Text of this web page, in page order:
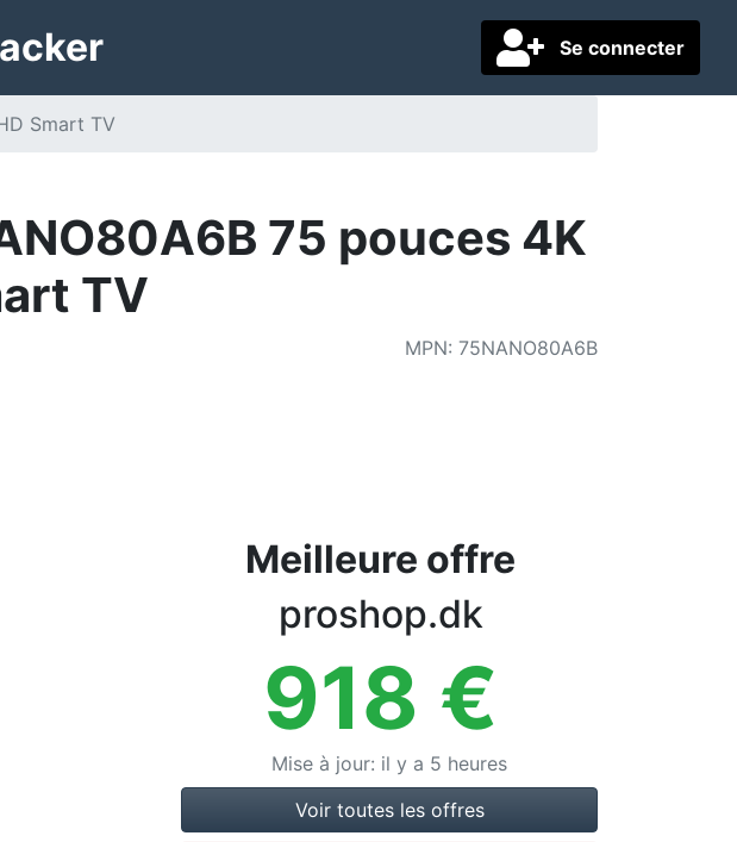
Se connecter
Smart TV
75 pouces 4K
TV
MPN: 75NANO80A6B
Meilleure offre
proshop.dk
918 €
Mise à jour: il y a 5 heures
Voir toutes les offres